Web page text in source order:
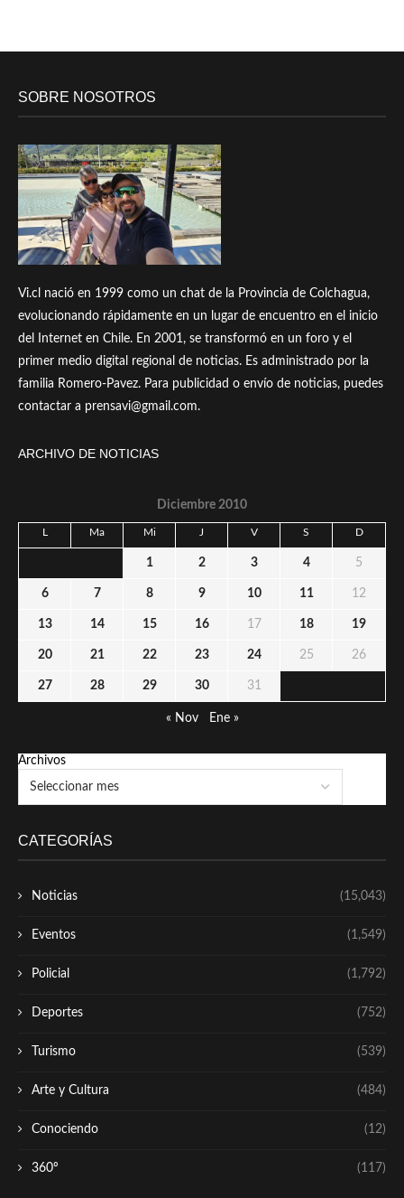
SOBRE NOSOTROS
Vi.cl nació en 1999 como un chat de la Provincia de Colchagua,
evolucionando rápidamente en un lugar de encuentro en el inicio
del Internet en Chile. En 2001, se transformó en un foro y el
primer medio digital regional de noticias. Es administrado por la
familia Romero-Pavez. Para publicidad o envío de noticias, puedes
contactar a prensavi@gmail.com.
ARCHIVO DE NOTICIAS
Diciembre 2010
L Ma Mi J V S D
1 2 3 4 5
6 7 8 9 10 11 12
13 14 15 16 17 18 19
20 21 22 23 24 25 26
27 28 29 30 31
« Nov Ene »
Archivos
CATEGORÍAS
Noticias (15,043)
Eventos (1,549)
Policial (1,792)
Deportes (752)
Turismo (539)
Arte y Cultura (484)
Conociendo (12)
360º (117)